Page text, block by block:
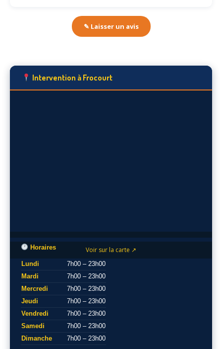
✎ Laisser un avis
Intervention à Frocourt
Voir sur la carte ↗
Horaires
Lundi
7h00 – 23h00
Mardi
7h00 – 23h00
Mercredi
7h00 – 23h00
Jeudi
7h00 – 23h00
Vendredi
7h00 – 23h00
Samedi
7h00 – 23h00
Dimanche
7h00 – 23h00